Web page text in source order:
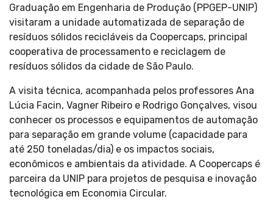
Graduação em Engenharia de Produção (PPGEP-UNIP)
visitaram a unidade automatizada de separação de
resíduos sólidos recicláveis da Coopercaps, principal
cooperativa de processamento e reciclagem de
resíduos sólidos da cidade de São Paulo.
A visita técnica, acompanhada pelos professores Ana
Lúcia Facin, Vagner Ribeiro e Rodrigo Gonçalves, visou
conhecer os processos e equipamentos de automação
para separação em grande volume (capacidade para
até 250 toneladas/dia) e os impactos sociais,
econômicos e ambientais da atividade. A Coopercaps é
parceira da UNIP para projetos de pesquisa e inovação
tecnológica em Economia Circular.